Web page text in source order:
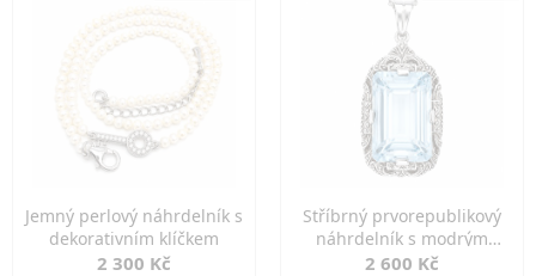
Jemný perlový náhrdelník s
dekorativním klíčkem
2 300 Kč
Stříbrný prvorepublikový
náhrdelník s modrým
spinelem
2 600 Kč